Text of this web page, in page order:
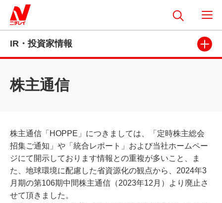
IR・投資家情報
株主通信
株主通信「 HOPPE 」につきましては、「定時株主総会
招集ご通知」や「統合レポート」および当社ホームペー
ジにて開示しております情報との重複が多いこと、ま
た、地球環境に配慮した省資源化の観点から、2024年3
月期の第106期中間株主通信（2023年12月）より廃止さ
せて頂きました。